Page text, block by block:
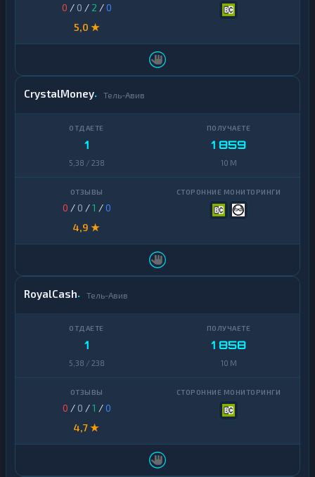
0 / 0 / 2 /0
5,0 ★
CrystalMoney Тель-Авив
1
5,38 / 238
1 859
10 M
0 / 0 /1 /0
4,9 ★
RoyalCash Тель-Авив
1
5,38 / 238
1 858
10 M
0 / 0 /1 /0
4,7 ★